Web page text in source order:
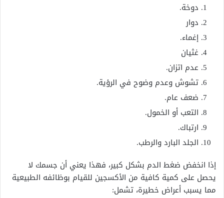
دوخة.
دوار
إغماء.
غثيان
عدم اتزان.
تشوش وعدم وضوح في الرؤية.
ضعف عام.
التعب أو الخمول.
ارتباك.
الجلد البارد والرطب.
إذا انخفض ضغط الدم بشكل كبير، فهذا يعني أن جسمك لا
يحصل على كمية كافية من الأكسجين للقيام بوظائفه الطبيعية
مما يسبب أعراض خطيرة، تشمل: